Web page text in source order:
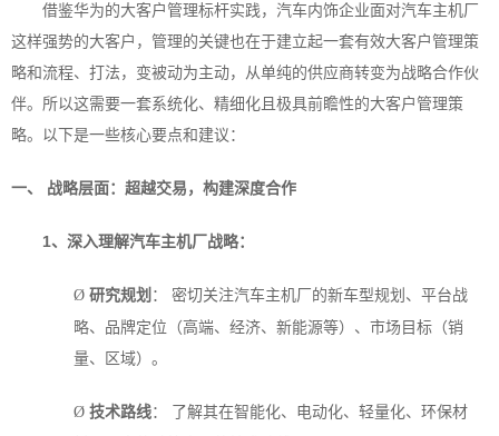
借鉴华为的大客户管理标杆实践，汽车内饰企业面对汽车主机厂
这样强势的大客户，管理的关键也在于建立起一套有效大客户管理策
略和流程、打法，变被动为主动，从单纯的供应商转变为战略合作伙
伴。所以这需要一套系统化、精细化且极具前瞻性的大客户管理策
略。以下是一些核心要点和建议：
一、 战略层面：超越交易，构建深度合作
1、深入理解汽车主机厂战略：
Ø 研究规划 ： 密切关注汽车主机厂的新车型规划、平台战
略、品牌定位（高端、经济、新能源等）、市场目标（销
量、区域）。
Ø 技术路线： 了解其在智能化、电动化、轻量化、环保材